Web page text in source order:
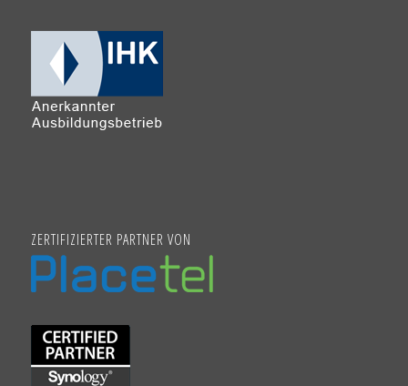
ZERTIFIZIERTER PARTNER VON